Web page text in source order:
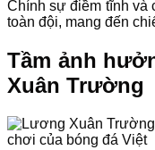
Chính sự điềm tĩnh và
toàn đội, mang đến
Tầm ảnh
Xuân Trường